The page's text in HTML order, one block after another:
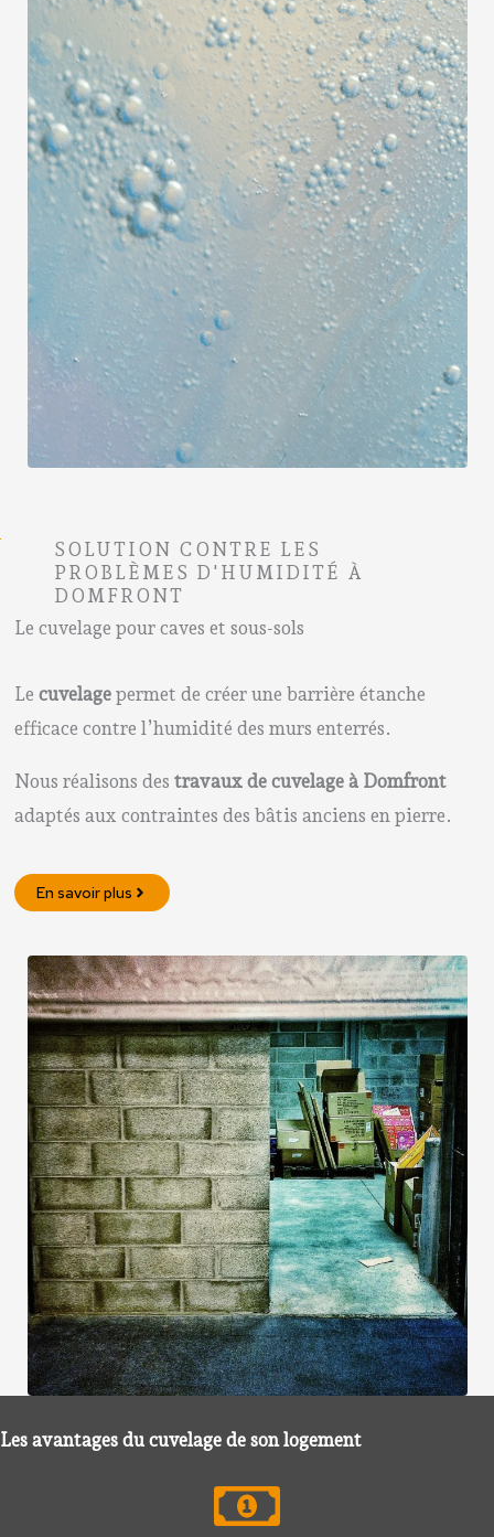
SOLUTION CONTRE LES
PROBLÈMES D'HUMIDITÉ À
DOMFRONT
Le cuvelage pour caves et sous-sols
Le cuvelage permet de créer une barrière étanche
efficace contre l’humidité des murs enterrés.
Nous réalisons des travaux de cuvelage à Domfront
adaptés aux contraintes des bâtis anciens en pierre.
En savoir plus
Les avantages du cuvelage de son logement